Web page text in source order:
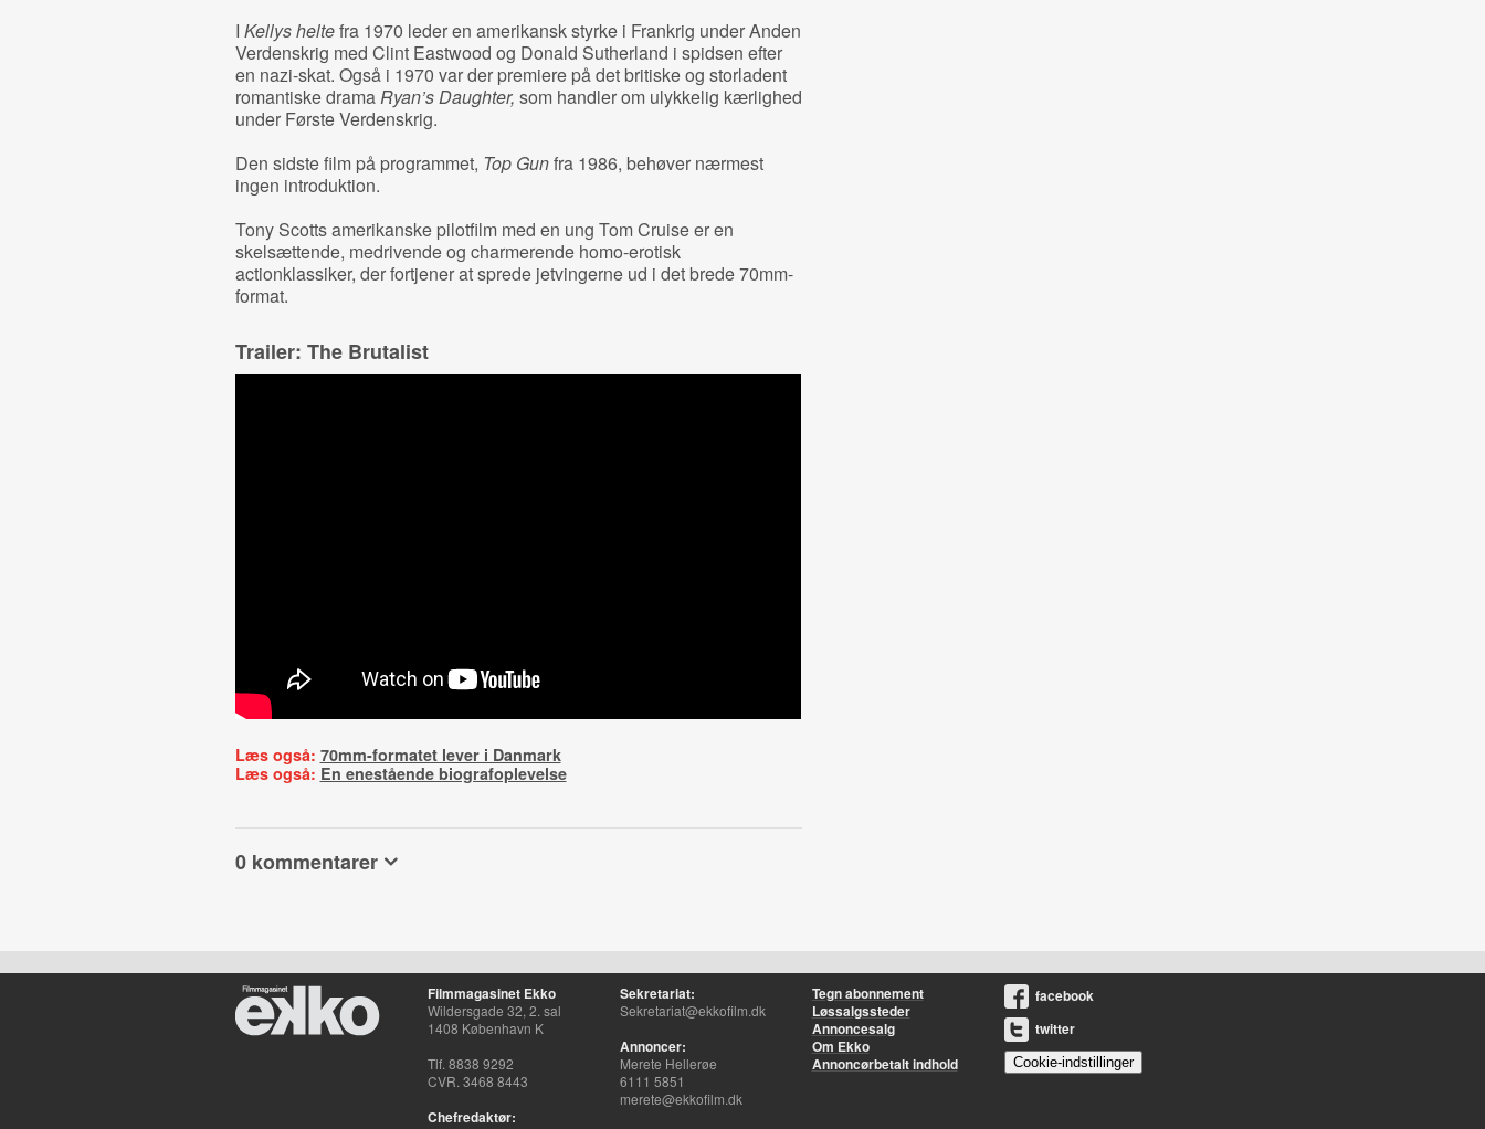
I Kellys heltefra 1970 leder en amerikansk styrke i Frankrig under Anden
Verdenskrig med Clint Eastwood og Donald Sutherland i spidsen efter
en nazi-skat. Også i 1970 var der premiere på det britiske og storladent
romantiske dramaRyan’s Daughter, som handler om ulykkelig kærlighed
under Første Verdenskrig.
Den sidste film på programmet, Top Gunfra 1986, behøver nærmest
ingen introduktion.
Tony Scotts amerikanske pilotfilm med en ung Tom Cruise er en
skelsættende, medrivende og charmerende homo-erotisk
actionklassiker, der fortjener at sprede jetvingerne ud i det brede 70mm-
format.
Trailer: The Brutalist
Læs også: 70mm-formatet lever i Danmark
Læs også: En enestående biografoplevelse
0 kommentarer
Filmmagasinet Ekko
Wildersgade 32, 2. sal
1408 København K
Tlf. 8838 9292
CVR. 3468 8443
Chefredaktør:
Sekretariat:
Sekretariat@ekkofilm.dk
Annoncer:
Merete Hellerøe
6111 5851
merete@ekkofilm.dk
Tegn abonnement
Løssalgssteder
Annoncesalg
Om Ekko
Annoncørbetalt indhold
facebook
twitter
Cookie-indstillinger